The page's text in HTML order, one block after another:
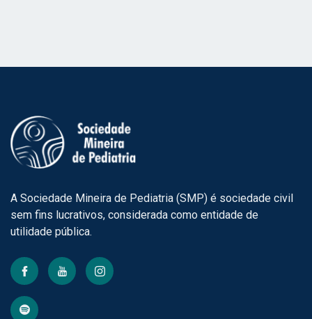
A Sociedade Mineira de Pediatria (SMP) é sociedade civil
sem fins lucrativos, considerada como entidade de
utilidade pública.